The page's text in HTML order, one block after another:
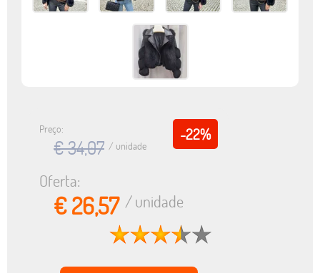
-22%
Preço:
€ 34,07 / unidade
Oferta:
€ 26,57/ unidade